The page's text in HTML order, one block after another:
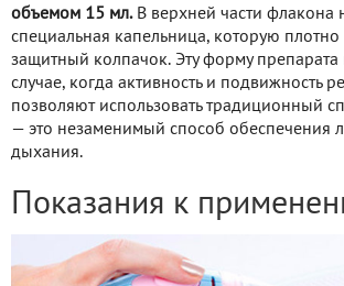
объемом 15 мл. В верхней части флакона
специальная капельница, которую
защитный колпачок. Эту форму препарата
случае, когда активность и подвижность
позволяют использовать традиционный
— это незаменимый способ обеспечения
дыхания.
Показания к